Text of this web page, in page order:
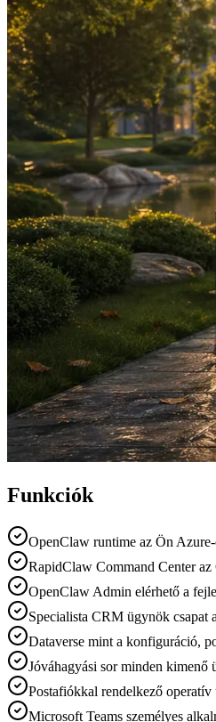
Funkciók
OpenClaw runtime az Ön
RapidClaw Command Center az
OpenClaw Admin elérhető a
Specialista CRM ügynök csapat
Dataverse mint a konfiguráció,
Jóváhagyási sor minden kimenő
Postafiókkal rendelkező
Microsoft Teams személyes